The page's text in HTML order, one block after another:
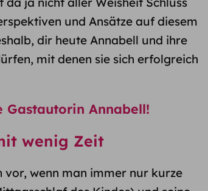
und Ansätze auf diesem
dir heute Annabell und ihre
mit denen sie sich erfolgreich
Gastautorin Annabell!
wenig Zeit
wenn man immer nur kurze